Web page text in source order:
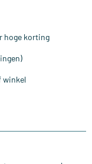
hoge korting
winkel